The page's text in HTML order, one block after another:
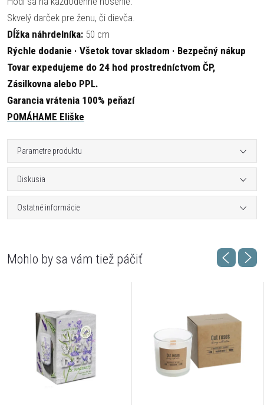
Skvelý darček pre ženu, či dievča.
Dĺžka náhrdelníka: 50 cm
Rýchle dodanie · Všetok tovar skladom · Bezpečný nákup
Tovar expedujeme do 24 hod prostredníctvom ČP,
Zásilkovna alebo PPL.
Garancia vrátenia 100% peňazí
POMÁHAME Eliške
Parametre produktu
Diskusia
Ostatné informácie